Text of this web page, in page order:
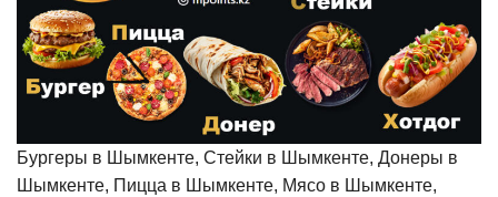
Бургеры в Шымкенте, Стейки в Шымкенте, Донеры в
Шымкенте, Пицца в Шымкенте, Мясо в Шымкенте,